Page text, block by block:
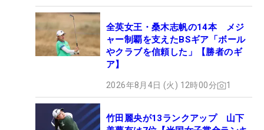
全英女王・桑木志帆の14本 メジ
ャー制覇を支えたBSギア「ボール
やクラブを信頼した」【勝者のギ
ア】
2026年8月4日 (火) 12時00分 1
竹田麗央が13ランクアップ 山下